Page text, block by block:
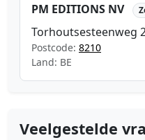
PM EDITIONS NV
Torhoutsesteenweg
Postcode: 8210
Land: BE
Veelgestelde